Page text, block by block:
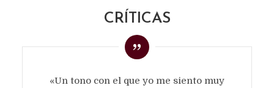
CRÍTICAS
«Un tono con el que yo me siento muy